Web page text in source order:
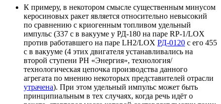
К примеру, в некотором смысле существенным минусом
керосиновых ракет является относительно невысокий
по сравнению с криогенным топливом удельный
импульс (337 с в вакууме у РД-180 на паре RP-1/LOX
против работавшего на паре LH2/LOX РД-0120 с его 455
с в вакууме (4 этих двигателя устанавливались на
второй ступени РН «Энергия», технология/
технологическая цепочка производства данного
агрегата по мнению некоторых представителей отрасли
утрачена). При этом удельный импульс может быть
принципиальным в тех случаях, когда речь идёт о